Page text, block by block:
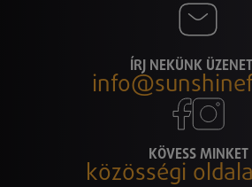
ÍRJ NEKÜNK
KÖVESS MINKET
közösségi